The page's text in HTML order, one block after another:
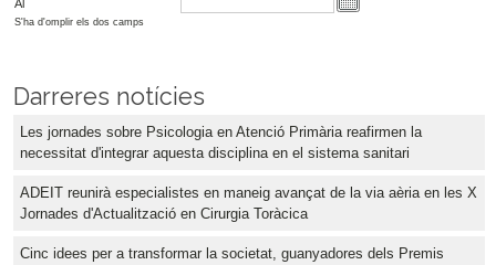
Al
S'ha d'omplir els dos camps
Darreres notícies
Les jornades sobre Psicologia en Atenció Primària reafirmen la
necessitat d'integrar aquesta disciplina en el sistema sanitari
ADEIT reunirà especialistes en maneig avançat de la via aèria en les X
Jornades d'Actualització en Cirurgia Toràcica
Cinc idees per a transformar la societat, guanyadores dels Premis